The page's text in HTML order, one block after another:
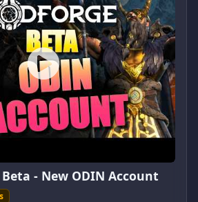
Beta - New ODIN Account